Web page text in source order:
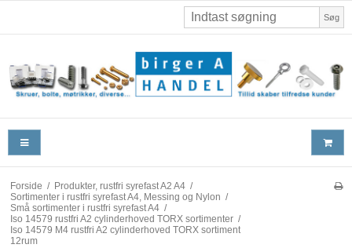
Søg
Forside / Produkter, rustfri syrefast A2 A4 /
Sortimenter i rustfri syrefast A4, Messing og Nylon /
Små sortimenter i rustfri syrefast A4 /
Iso 14579 rustfri A2 cylinderhoved TORX sortimenter /
Iso 14579 M4 rustfri A2 cylinderhoved TORX sortiment
12rum